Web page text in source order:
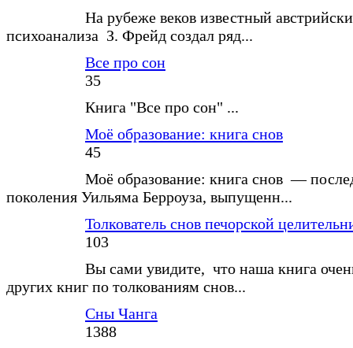
На рубеже веков известный
психоанализа З. Фрейд создал ряд...
Все про сон
35
Книга "Все про сон" ...
Моё образование: книга снов
45
Моё образование: книга снов —
поколения Уильяма Берроуза, выпущенн...
Толкователь снов печорской
103
Вы сами увидите, что наша книга
других книг по толкованиям снов...
Сны Чанга
1388